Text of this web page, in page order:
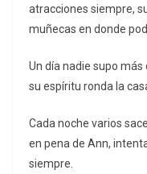
atracciones siempre,
muñecas en donde
Un día nadie supo
su espíritu ronda la
Cada noche varios
en pena de Ann,
siempre.